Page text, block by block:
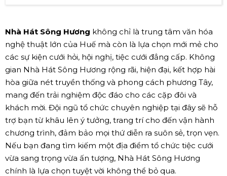
Nhà Hát Sông Hương không chỉ là trung tâm văn hóa
nghệ thuật lớn của Huế mà còn là lựa chọn mới mẻ cho
các sự kiện cưới hỏi, hội nghị, tiệc cưới đẳng cấp. Không
gian Nhà Hát Sông Hương rộng rãi, hiện đại, kết hợp hài
hòa giữa nét truyền thống và phong cách phương Tây,
mang đến trải nghiệm độc đáo cho các cặp đôi và
khách mời. Đội ngũ tổ chức chuyên nghiệp tại đây sẽ hỗ
trợ bạn từ khâu lên ý tưởng, trang trí cho đến vận hành
chương trình, đảm bảo mọi thứ diễn ra suôn sẻ, trọn vẹn.
Nếu bạn đang tìm kiếm một địa điểm tổ chức tiệc cưới
vừa sang trọng vừa ấn tượng, Nhà Hát Sông Hương
chính là lựa chọn tuyệt vời không thể bỏ qua.